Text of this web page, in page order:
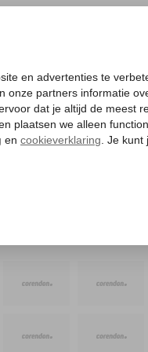
ZONVAKANTIES
Gratis annuleren*